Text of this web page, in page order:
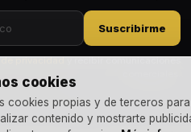
cookies
cookies propias y de terceros
contenido y mostrarte
Suscribirme
privacidady recibir comunicaciones